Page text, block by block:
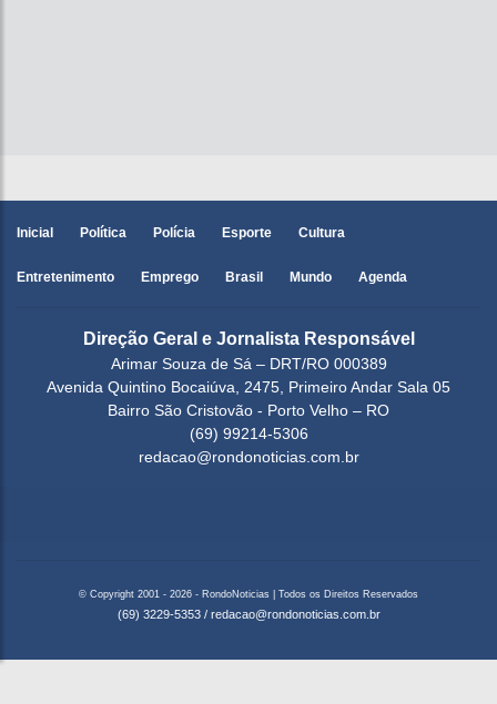
Inicial Política Polícia Esporte Cultura
Entretenimento Emprego Brasil Mundo Agenda
Direção Geral e Jornalista Responsável
Arimar Souza de Sá – DRT/RO 000389
Avenida Quintino Bocaiúva, 2475, Primeiro Andar Sala 05
Bairro São Cristovão - Porto Velho – RO
(69) 99214-5306
redacao@rondonoticias.com.br
© Copyright 2001 - 2026 - RondoNoticias | Todos os Direitos Reservados
(69) 3229-5353 / redacao@rondonoticias.com.br